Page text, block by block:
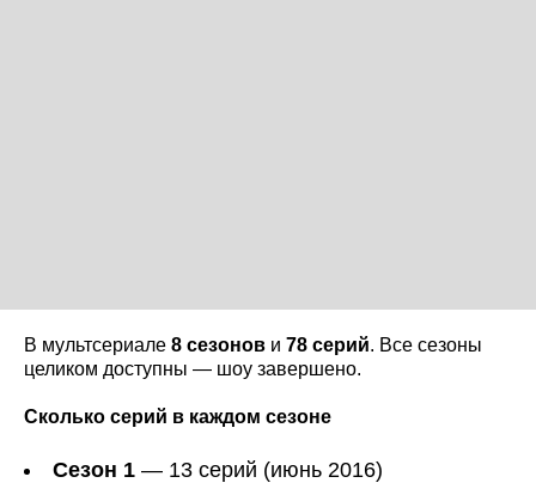
В мультсериале 8 сезонов и 78 серий. Все сезоны
целиком доступны — шоу завершено.
Сколько серий в каждом сезоне
Сезон 1 — 13 серий (июнь 2016)